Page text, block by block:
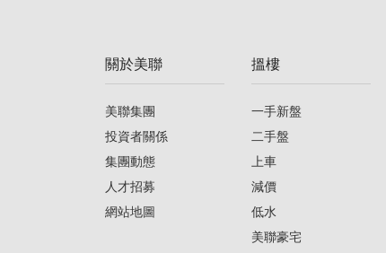
美聯信心指數 較上週 0.7%
關於美聯
美聯集團
投資者關係
集團動態
人才招募
網站地圖
搵樓
一手新盤
二手盤
上車
減價
低水
美聯豪宅